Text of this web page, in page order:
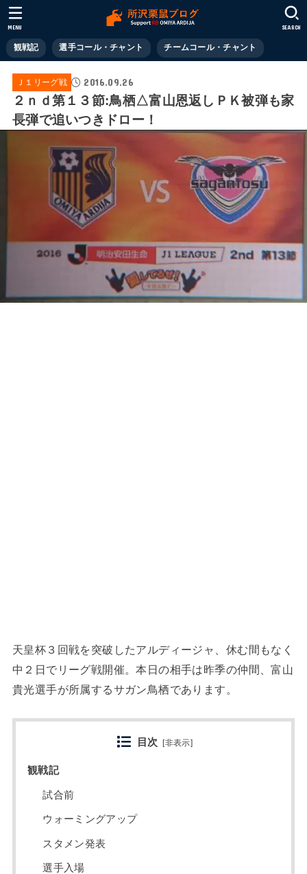
観戦記 選手コール・チャント チームコール・チャント
SEARCH
MENU
Ｊ１リーグ戦 2016.09.26
２ｎｄ第１３節:鳥栖△富山恩返しＰＫ被弾も家
長弾で追いつきドロー！
天皇杯３回戦を突破したアルディージャ、休む間もなく
中２日でリーグ戦開催。本日の相手は昨季の仲間、富山
貴光選手が所属するサガン鳥栖であります。
目次 [非表示]
観戦記
試合前
ウォーミングアップ
スタメン発表
選手入場